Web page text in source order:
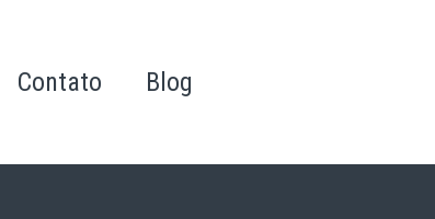
Contato Blog